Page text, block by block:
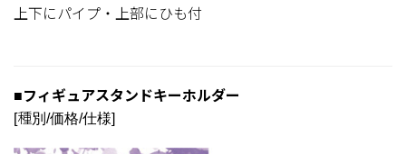
上下にパイプ・上部にひも付
■フィギュアスタンドキーホルダー
[種別/価格/仕様]